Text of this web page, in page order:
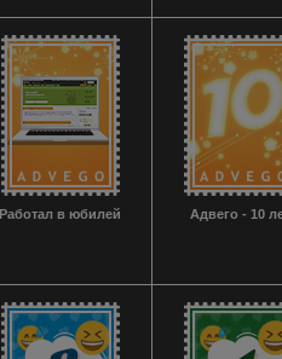
Работал в юбилей Адвего - 10